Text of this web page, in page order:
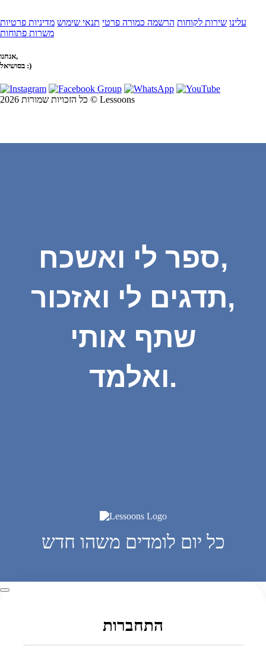
עלינו שירות לקוחות הרשמה כמורה פרטי תנאי שימוש מדיניות פרטיות
משרות פתוחות
אנחנו,
בסושיאל :)
כל הזכויות שמורות 2026 © Lessoons
ספר לי ואשכח,
תדגים לי ואזכור,
שתף אותי
ואלמד.
כל יום לומדים משהו חדש
התחברות